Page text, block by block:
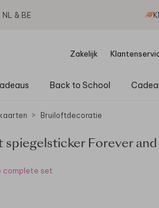
& BE
Zakelijk
Back to School
Bruiloftdecoratie
spiegelsticker Forever and
complete set